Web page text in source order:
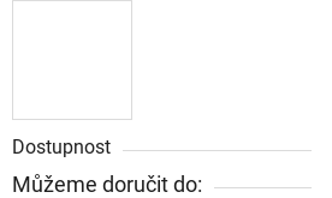
Dostupnost
Můžeme doručit do: